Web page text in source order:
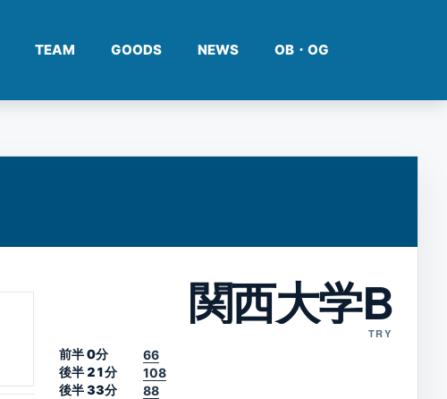
TEAM GOODS NEWS OB・OG
関西大学B
TRY
前半 0分
66
後半 21分
108
後半 33分
88